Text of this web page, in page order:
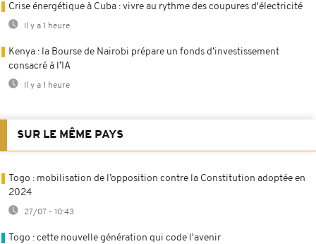
Crise énergétique à Cuba : vivre au rythme des coupures d'électricité
Il y a 1 heure
Kenya : la Bourse de Nairobi prépare un fonds d’investissement
consacré à l’IA
Il y a 1 heure
SUR LE MÊME PAYS
Togo : mobilisation de l’opposition contre la Constitution adoptée en
2024
27/07 - 10:43
Togo : cette nouvelle génération qui code l'avenir